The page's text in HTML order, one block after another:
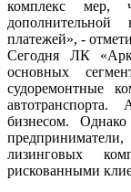
комплекс мер,
платежей», -
Сегодня ЛК
основных
судоремонтные
бизнесом.
лизинговых
рискованными